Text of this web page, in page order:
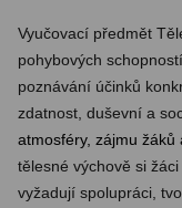
Vyučovací předmět
pohybových
poznávání účinků
zdatnost, duševní a
atmosféry, zájmu žáků
tělesné výchově si
vyžadují spolupráci,